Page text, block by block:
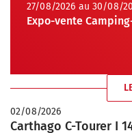
27/08/2026 au 30/08/
Expo-vente
02/08/2026
Carthago C-Tourer I